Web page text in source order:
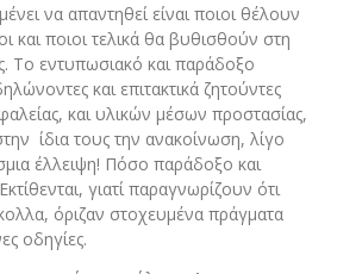
να απαντηθεί είναι ποιοι θέλουν
και ποιοι τελικά θα βυθισθούν στη
Το εντυπωσιακό και παράδοξο
και επιτακτικά ζητούντες
και υλικών μέσων προστασίας,
ίδια τους την ανακοίνωση, λίγο
έλλειψη! Πόσο παράδοξο και
γιατί παραγνωρίζουν ότι
όριζαν στοχευμένα πράγματα
οδηγίες.